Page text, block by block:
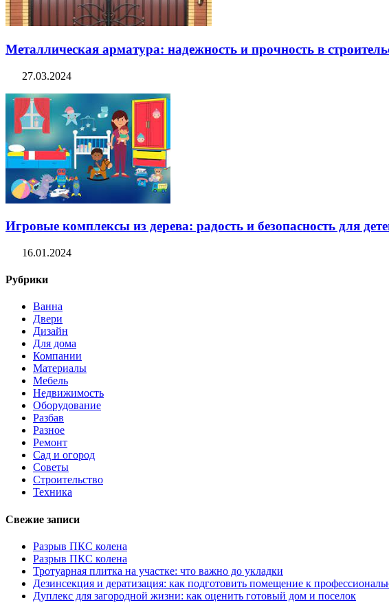
Металлическая арматура: надежность и прочность в
27.03.2024
Игровые комплексы из дерева: радость и безопасность для
16.01.2024
Рубрики
Ванна
Двери
Дизайн
Для дома
Компании
Материалы
Мебель
Недвижимость
Оборудование
Разбав
Разное
Ремонт
Сад и огород
Советы
Строительство
Техника
Свежие записи
Разрыв ПКС колена
Разрыв ПКС колена
Тротуарная плитка на участке: что важно до укладки
Дезинсекция и дератизация: как подготовить помещение к
Дуплекс для загородной жизни: как оценить готовый дом и поселок